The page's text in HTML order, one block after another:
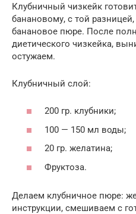
Клубничный чизкейк
банановому, с той
банановое пюре. После
диетического чизкейка,
остужаем.
Клубничный слой:
200 гр. клубники;
100 — 150 мл воды;
20 гр. желатина;
Фруктоза.
Делаем клубничное пюре:
инструкции, смешиваем с